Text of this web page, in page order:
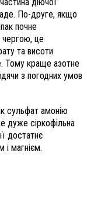
По-друге, якщо
почне
чергою, це
та висоти
Тому краще азотне
з погодних умов
сульфат амонію
дуже сіркофільна
достатнє
магнієм.